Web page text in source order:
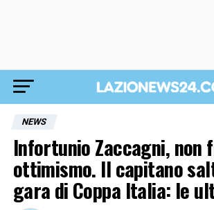
NEWS
Infortunio Zaccagni, non
ottimismo. Il capitano
gara di Coppa Italia: le